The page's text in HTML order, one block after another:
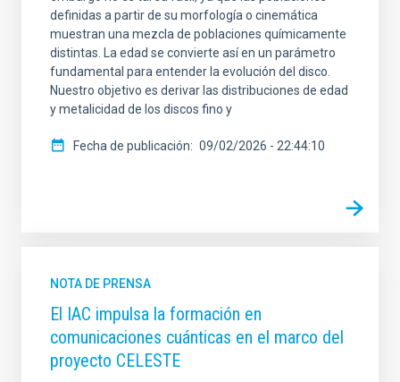
definidas a partir de su morfología o cinemática
muestran una mezcla de poblaciones químicamente
distintas. La edad se convierte así en un parámetro
fundamental para entender la evolución del disco.
Nuestro objetivo es derivar las distribuciones de edad
y metalicidad de los discos fino y
Fecha de publicación 09/02/2026 - 22:44:10
NOTA DE PRENSA
El IAC impulsa la formación en
comunicaciones cuánticas en el marco del
proyecto CELESTE